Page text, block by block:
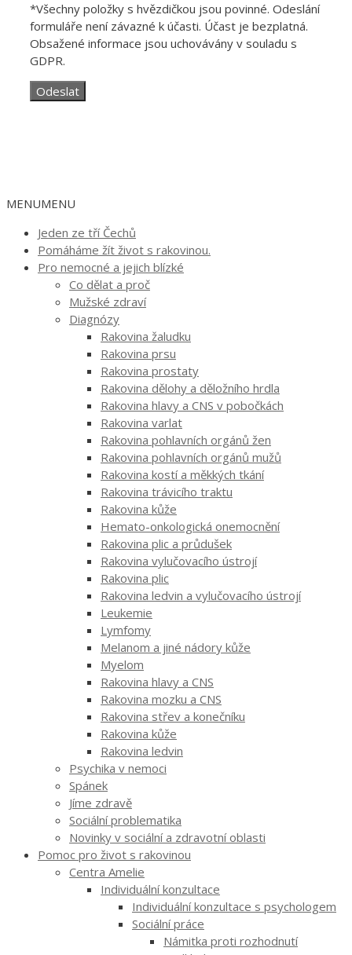
*Všechny položky s hvězdičkou jsou povinné. Odeslání
formuláře není závazné k účasti. Účast je bezplatná.
Obsažené informace jsou uchovávány v souladu s
GDPR.
MENUMENU
Jeden ze tří Čechů
Pomáháme žít život s rakovinou.
Pro nemocné a jejich blízké
Co dělat a proč
Mužské zdraví
Diagnózy
Rakovina žaludku
Rakovina prsu
Rakovina prostaty
Rakovina dělohy a děložního hrdla
Rakovina hlavy a CNS v pobočkách
Rakovina varlat
Rakovina pohlavních orgánů žen
Rakovina pohlavních orgánů mužů
Rakovina kostí a měkkých tkání
Rakovina trávicího traktu
Rakovina kůže
Hemato-onkologická onemocnění
Rakovina plic a průdušek
Rakovina vylučovacího ústrojí
Rakovina plic
Rakovina ledvin a vylučovacího ústrojí
Leukemie
Lymfomy
Melanom a jiné nádory kůže
Myelom
Rakovina hlavy a CNS
Rakovina mozku a CNS
Rakovina střev a konečníku
Rakovina kůže
Rakovina ledvin
Psychika v nemoci
Spánek
Jíme zdravě
Sociální problematika
Novinky v sociální a zdravotní oblasti
Pomoc pro život s rakovinou
Centra Amelie
Individuální konzultace
Individuální konzultace s psychologem
Sociální práce
Námitka proti rozhodnutí